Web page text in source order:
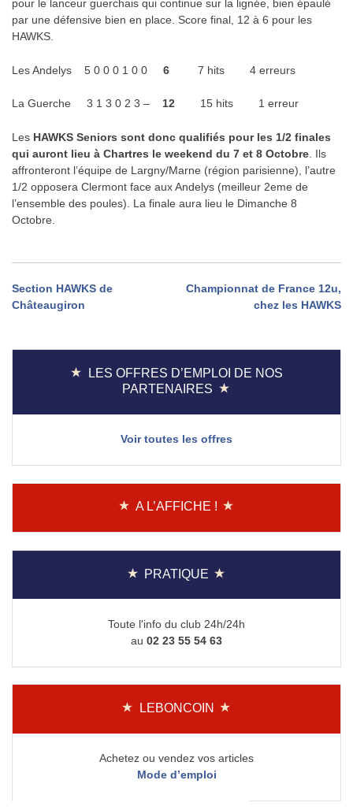
pour le lanceur guerchais qui continue sur la lignée, bien épaulé
par une défensive bien en place. Score final, 12 à 6 pour les
HAWKS.
Les Andelys 5 0 0 0 1 0 0 6 7 hits 4 erreurs
La Guerche 3 1 3 0 2 3 – 12 15 hits 1 erreur
Les HAWKS Seniors sont donc qualifiés pour les 1/2 finales
qui auront lieu à Chartres le weekend du 7 et 8 Octobre . Ils
affronteront l’équipe de Largny/Marne (région parisienne), l’autre
1/2 opposera Clermont face aux Andelys (meilleur 2eme de
l’ensemble des poules). La finale aura lieu le Dimanche 8
Octobre.
Navigation
l’article
Section HAWKS de
Châteaugiron
Championnat de France 12u,
chez les HAWKS
LES OFFRES D’EMPLOI DE NOS
PARTENAIRES
Voir toutes les offres
A L’AFFICHE !
PRATIQUE
Toute l'info du club 24h/24h
au 02 23 55 54 63
LEBONCOIN
Achetez ou vendez vos articles
Mode d’emploi